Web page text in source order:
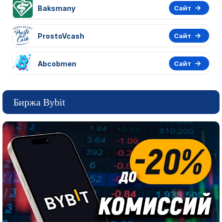
Baksmany Сайт
ProstoVcash Сайт
Abcobmen Сайт
Биржа Bybit